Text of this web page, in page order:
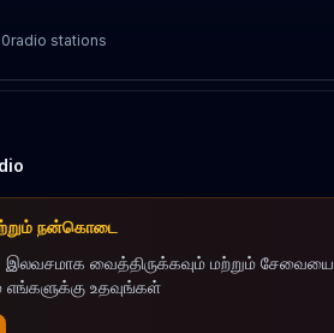
0radio stations
நன்கொடை
இலவசமாக வைத்திருக்கவும் மற்றும் சேவையை
எங்களுக்கு உதவுங்கள்